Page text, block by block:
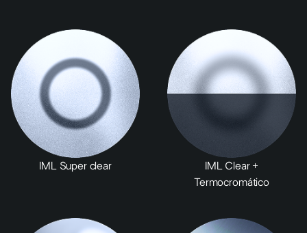
IML Super clear
IML Clear +
Termocromático